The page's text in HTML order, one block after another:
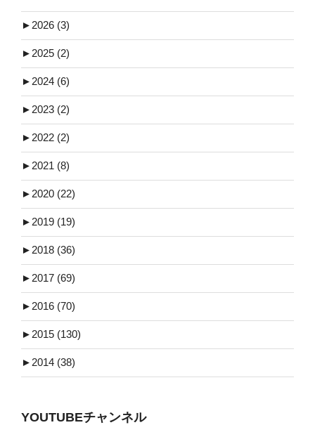
► 2026 (3)
► 2025 (2)
► 2024 (6)
► 2023 (2)
► 2022 (2)
► 2021 (8)
► 2020 (22)
► 2019 (19)
► 2018 (36)
► 2017 (69)
► 2016 (70)
► 2015 (130)
► 2014 (38)
YOUTUBEチャンネル